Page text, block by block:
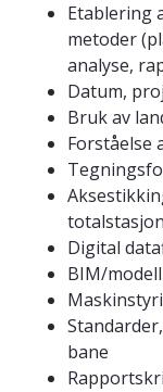
Etablering
metoder
analyse,
Datum,
Bruk av
Forståelse
Digital
BIM/
bane